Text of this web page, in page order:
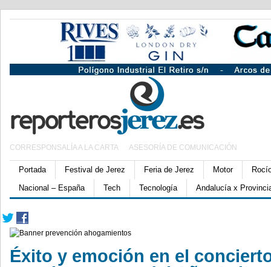
CORRESPONSALÍA A LA CARTA ASESORÍA DE COMUNICACIÓN
Portada Festival de Jerez Feria de Jerez Motor
Nacional – España
Tech Tecnología Andalucía x
Éxito y emoción en el